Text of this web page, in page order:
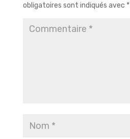
obligatoires sont indiqués avec *